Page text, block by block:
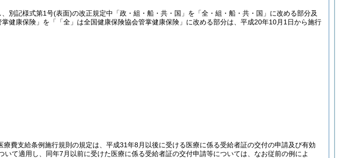
、別記様式第1号(表面)の改正規定中「政・組・船・共・国」を「全・組・船・共・国」に改める部分及
健康保険」を「「全」は全国健康保険協会管掌健康保険」に改める部分は、平成20年10月1日から施行
費支給条例施行規則の規定は、平成31年8月以後に受ける医療に係る受給者証の交付の申請及び有効
いて適用し、同年7月以前に受けた医療に係る受給者証の交付申請等については、なお従前の例によ